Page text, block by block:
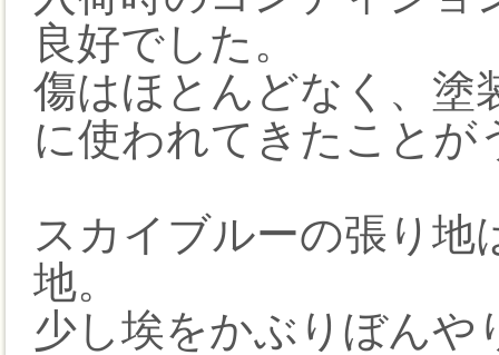
良好でした。
傷はほとんどなく、塗
に使われてきたことが
スカイブルーの張り
地。
少し埃をかぶりぼんや